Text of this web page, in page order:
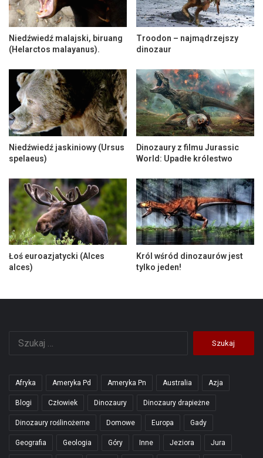
Niedźwiedź malajski, biruang
(Helarctos malayanus).
Troodon – najmądrzejszy
dinozaur
Niedźwiedź jaskiniowy (Ursus
spelaeus)
Dinozaury z filmu Jurassic
World: Upadłe królestwo
Łoś euroazjatycki (Alces
alces)
Król wśród dinozaurów jest
tylko jeden!
Afryka Ameryka Pd Ameryka Pn Australia Azja
Blogi Człowiek Dinozaury Dinozaury drapieżne
Dinozaury roślinożerne Domowe Europa Gady
Geografia Geologia Góry Inne Jeziora Jura